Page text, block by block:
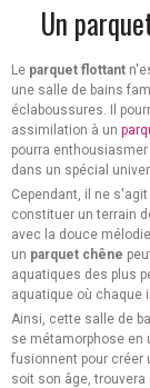
Un
Le parquet flottant
une salle de bains
éclaboussures. Il
assimilation à un
pourra
dans un spécial
Cependant, il ne
constituer un terrain
avec la douce
un parquet chêne
aquatiques des plus
aquatique où chaque
Ainsi, cette salle de
se métamorphose en
fusionnent pour créer
soit son âge,